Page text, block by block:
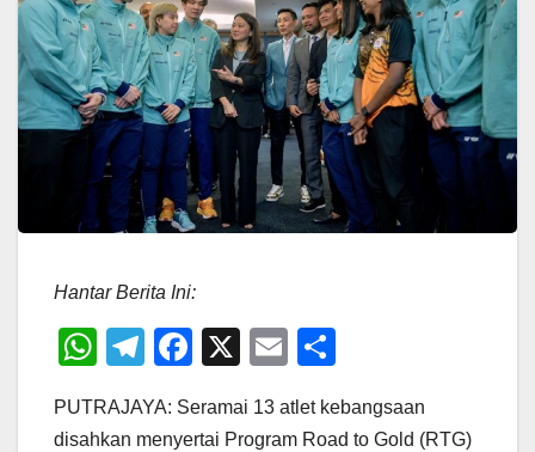
Hantar Berita Ini:
W
at
T
e
F
c
X
E
ail ar
PUTRAJAYA: Seramai 13 atlet kebangsaan
disahkan menyertai Program Road to Gold (RTG)